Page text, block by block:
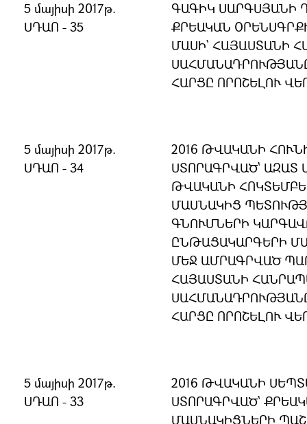
5 մայիսի 2017թ.
ՍԴԱՈ - 35
ԳԱԳԻԿ ՍԱՐԳՍՅԱՆԻ
ՔՐԵԱԿԱՆ
ՄԱՍԻ` ՀԱՅԱՍՏԱՆԻ
ՀԱՐՑԸ ՈՐՈՇԵԼՈՒ
5 մայիսի 2017թ.
ՍԴԱՈ - 34
2016 ԹՎԱԿԱՆԻ
ՍՏՈՐԱԳՐՎԱԾ` ԱԶԱՏ
ԹՎԱԿԱՆԻ
ՄԱՍՆԱԿԻՑ
ԳՆՈՒՄՆԵՐԻ
ԸՆԹԱՑԱԿԱՐԳԵՐԻ
ՄԵՋ ԱՄՐԱԳՐՎԱԾ
ՀԱՅԱՍՏԱՆԻ
ՀԱՐՑԸ ՈՐՈՇԵԼՈՒ
5 մայիսի 2017թ.
ՍԴԱՈ - 33
2016 ԹՎԱԿԱՆԻ
ՍՏՈՐԱԳՐՎԱԾ`
ՄԱՍՆԱԿԻՑՆԵՐԻ